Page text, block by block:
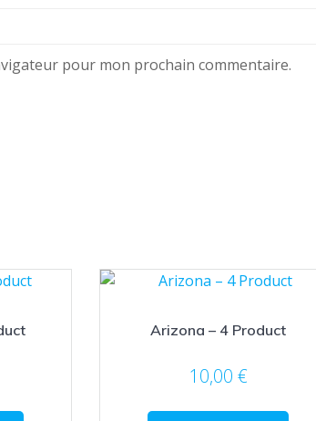
pour mon prochain commentaire.
Arizona – 4 Product
10,00 €